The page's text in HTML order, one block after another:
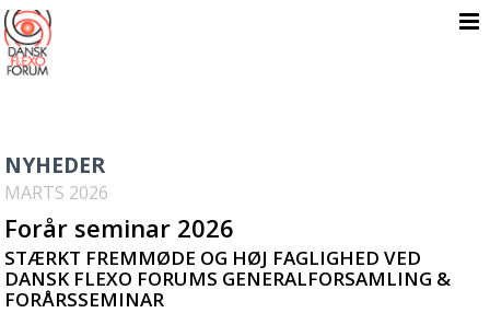

NYHEDER
MARTS 2026
Forår seminar 2026
STÆRKT FREMMØDE OG HØJ FAGLIGHED VED
DANSK FLEXO FORUMS GENERALFORSAMLING &
FORÅRSSEMINAR